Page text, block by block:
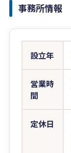
事務所情報
設立年
営業時
間
定休日